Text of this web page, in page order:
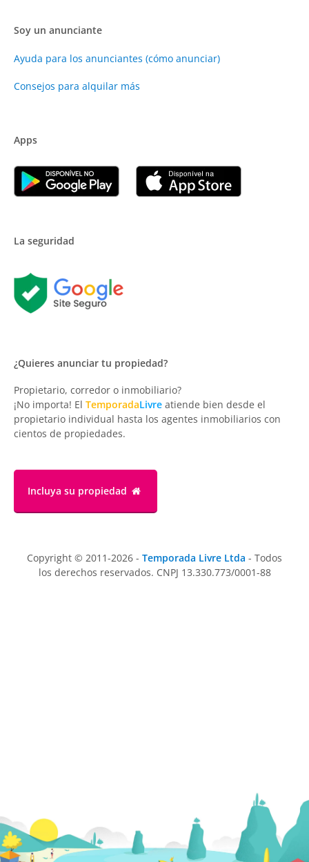
Soy un anunciante
Ayuda para los anunciantes (cómo anunciar)
Consejos para alquilar más
Apps
La seguridad
¿Quieres anunciar tu propiedad?
Propietario, corredor o inmobiliario?
¡No importa! El TemporadaLivre atiende bien desde el
propietario individual hasta los agentes inmobiliarios con
cientos de propiedades.
Incluya su propiedad
Copyright © 2011-2026 - Temporada Livre Ltda - Todos
los derechos reservados. CNPJ 13.330.773/0001-88